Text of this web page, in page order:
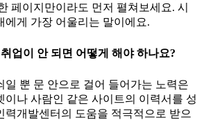
페이지만이라도 먼저 펼쳐보세요. 시
에게 가장 어울리는 말이에요.
업이 안 되면 어떻게 해야 하나요?
일 뿐 문 안으로 걸어 들어가는 노력은
이나 사람인 같은 사이트의 이력서를 성
력개발센터의 도움을 적극적으로 받으